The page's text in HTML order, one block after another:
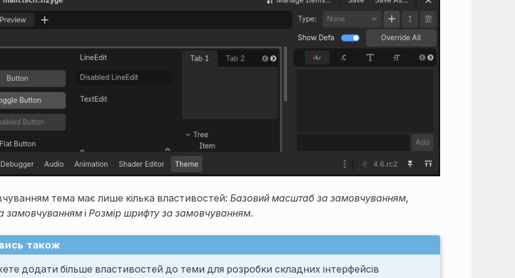
тема має лише кілька властивостей: Базовий масштаб за замовчуванням,
замовчуваннямі Розмір шрифту за замовчуванням.
також
додати більше властивостей до теми для розробки складних інтерфейсів